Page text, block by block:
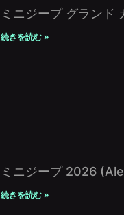
ミニジープ グランド
続きを読む »
ミニジープ 2026
続きを読む »